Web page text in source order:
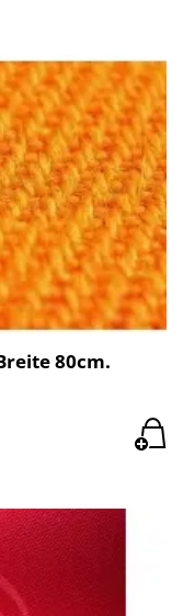
80cm.